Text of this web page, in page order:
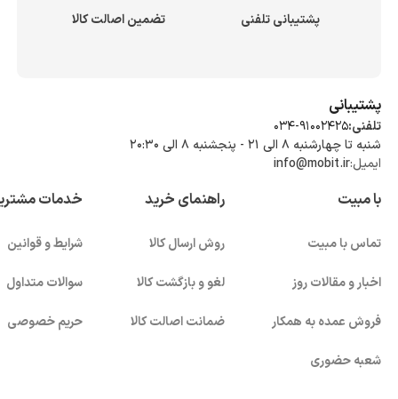
پشتیبانی تلفنی تضمین اصالت کالا
پشتیبانی
تلفنی:034-91002425
شنبه تا چهارشنبه ۸ الی ۲۱ - پنجشنبه 8 الی ۲۰:۳۰
ایمیل:info@mobit.ir
با مبیت
تماس با مبیت
اخبار و مقالات روز
فروش عمده به همکار
شعبه حضوری
راهنمای خرید
روش ارسال کالا
لغو و بازگشت کالا
ضمانت اصالت کالا
خدمات
شرایط و قوانین
سوالات متداول
حریم خصوصی